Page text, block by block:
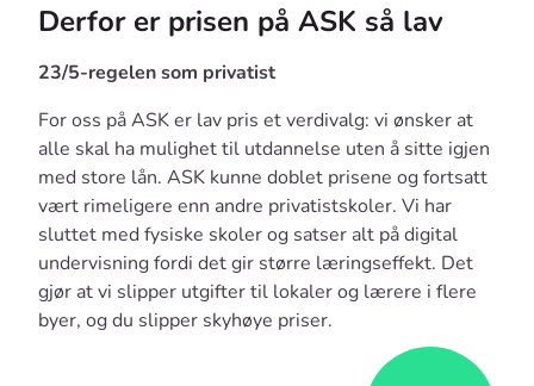
Derfor er prisen på ASK så lav
23/5-regelen som privatist
For oss på ASK er lav pris et verdivalg: vi ønsker at
alle skal ha mulighet til utdannelse uten å sitte igjen
med store lån. ASK kunne doblet prisene og fortsatt
vært rimeligere enn andre privatistskoler. Vi har
sluttet med fysiske skoler og satser alt på digital
undervisning fordi det gir større læringseffekt. Det
gjør at vi slipper utgifter til lokaler og lærere i flere
byer, og du slipper skyhøye priser.